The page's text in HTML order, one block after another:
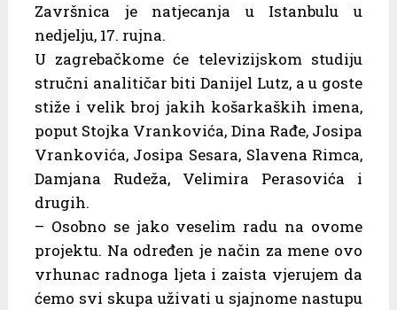
Završnica je natjecanja u Istanbulu u
nedjelju, 17. rujna.
U zagrebačkome će televizijskom studiju
stručni analitičar biti Danijel Lutz, a u goste
stiže i velik broj jakih košarkaških imena,
poput Stojka Vrankovića, Dina Rađe, Josipa
Vrankovića, Josipa Sesara, Slavena Rimca,
Damjana Rudeža, Velimira Perasovića i
drugih.
– Osobno se jako veselim radu na ovome
projektu. Na određen je način za mene ovo
vrhunac radnoga ljeta i zaista vjerujem da
ćemo svi skupa uživati u sjajnome nastupu